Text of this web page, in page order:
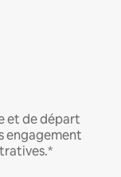
et de départ
engagement